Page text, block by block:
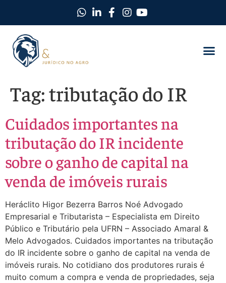
Tag:tributação do IR
Cuidados importantes na
tributação do IR incidente
sobre o ganho de capital na
venda de imóveis rurais
Heráclito Higor Bezerra Barros Noé Advogado
Empresarial e Tributarista – Especialista em Direito
Público e Tributário pela UFRN – Associado Amaral &
Melo Advogados. Cuidados importantes na tributação
do IR incidente sobre o ganho de capital na venda de
imóveis rurais. No cotidiano dos produtores rurais é
muito comum a compra e venda de propriedades, seja